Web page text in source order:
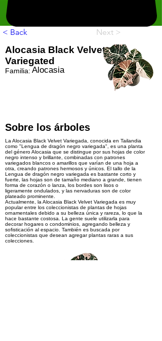
< Back Next >
Alocasia Black Velvet
Variegated
Familia: Alocasia
Sobre los árboles
La Alocasia Black Velvet Variegada, conocida en Tailandia
como "Lengua de dragón negro variegada", es una planta
del género Alocasia que se distingue por sus hojas de color
negro intenso y brillante, combinadas con patrones
variegados blancos o amarillos que varían de una hoja a
otra, creando patrones hermosos y únicos. El tallo de la
Lengua de dragón negro variegada es bastante corto y
fuerte, las hojas son de tamaño mediano a grande, tienen
forma de corazón o lanza, los bordes son lisos o
ligeramente ondulados, y las nervaduras son de color
plateado prominente.
Actualmente, la Alocasia Black Velvet Variegada es muy
popular entre los coleccionistas de plantas de hojas
ornamentales debido a su belleza única y rareza, lo que la
hace bastante costosa. La gente suele utilizarla para
decorar hogares o condominios, agregando belleza y
sofisticación al espacio. También es buscada por
coleccionistas que desean agregar plantas raras a sus
colecciones.